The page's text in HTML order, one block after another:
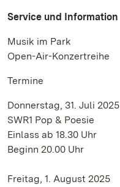
Service und Information
Musik im Park
Open-Air-Konzertreihe
Termine
Donnerstag, 31. Juli 2025
SWR1 Pop & Poesie
Einlass ab 18.30 Uhr
Beginn 20.00 Uhr
Freitag, 1. August 2025